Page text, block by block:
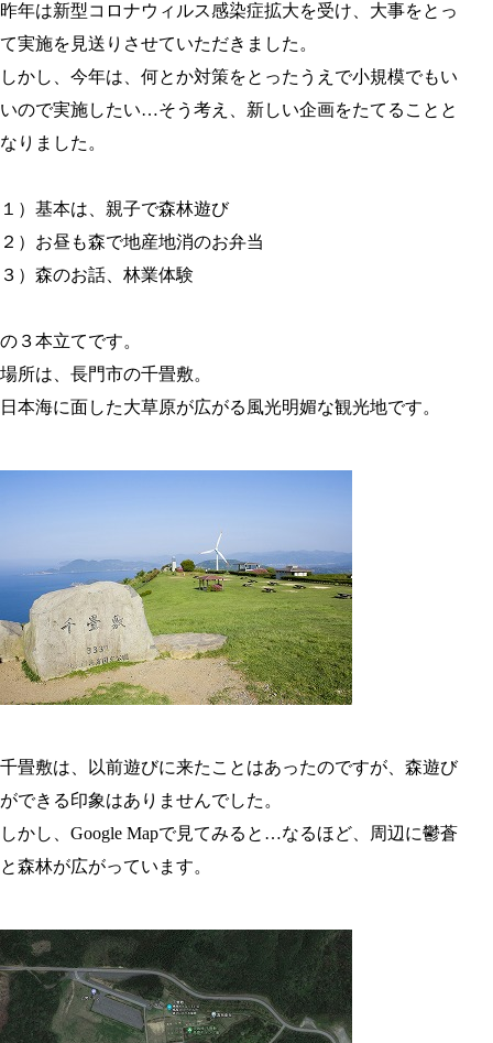
昨年は新型コロナウィルス感染症拡大を受け、大事をとっ
て実施を見送りさせていただきました。
しかし、今年は、何とか対策をとったうえで小規模でもい
いので実施したい…そう考え、新しい企画をたてることと
なりました。
１）基本は、親子で森林遊び
２）お昼も森で地産地消のお弁当
３）森のお話、林業体験
の３本立てです。
場所は、長門市の千畳敷。
日本海に面した大草原が広がる風光明媚な観光地です。
千畳敷は、以前遊びに来たことはあったのですが、森遊び
ができる印象はありませんでした。
しかし、Google Mapで見てみると…なるほど、周辺に鬱蒼
と森林が広がっています。